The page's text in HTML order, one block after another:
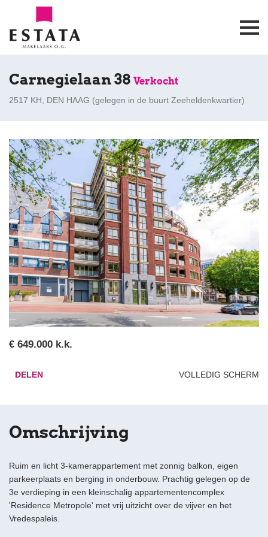
Carnegielaan 38 Verkocht
2517 KH, DEN HAAG (gelegen in de buurt Zeeheldenkwartier)
€ 649.000 k.k.
DELEN VOLLEDIG SCHERM
Omschrijving
Ruim en licht 3-kamerappartement met zonnig balkon, eigen
parkeerplaats en berging in onderbouw. Prachtig gelegen op de
3e verdieping in een kleinschalig appartementencomplex
'Residence Metropole' met vrij uitzicht over de vijver en het
Vredespaleis.